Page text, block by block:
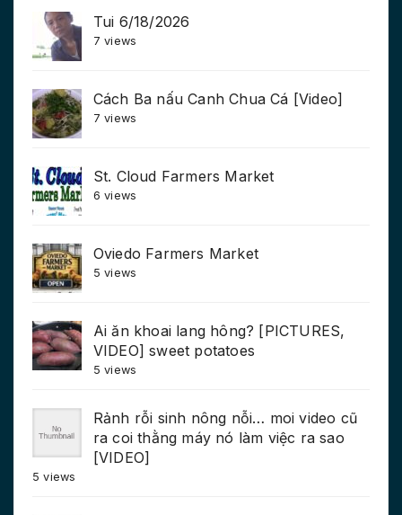
Tui 6/18/2026
7 views
Cách Ba nấu Canh Chua Cá [Video]
7 views
St. Cloud Farmers Market
6 views
Oviedo Farmers Market
5 views
Ai ăn khoai lang hông? [PICTURES,
VIDEO] sweet potatoes
5 views
Rảnh rỗi sinh nông nỗi… moi video cũ
ra coi thằng máy nó làm việc ra sao
[VIDEO]
5 views